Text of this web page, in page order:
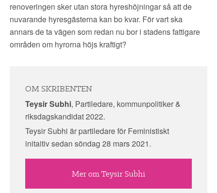
renoveringen sker utan stora hyreshöjningar så att de
nuvarande hyresgästerna kan bo kvar. För vart ska
annars de ta vägen som redan nu bor i stadens fattigare
områden om hyrorna höjs kraftigt?
OM SKRIBENTEN
Teysir Subhi, Partiledare, kommunpolitiker &
riksdagskandidat 2022.
Teysir Subhi är partiledare för Feministiskt
initaitiv sedan söndag 28 mars 2021.
Mer om Teysir Subhi